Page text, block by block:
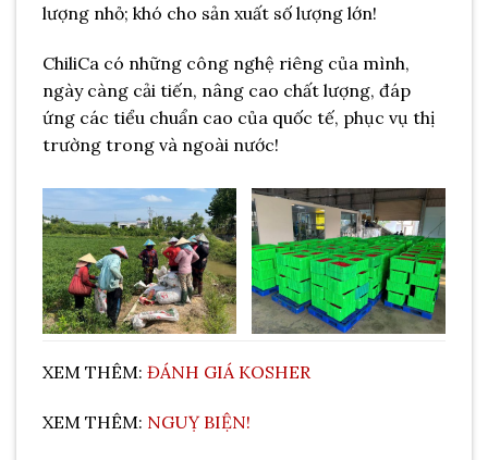
lượng nhỏ; khó cho sản xuất số lượng lớn!
ChiliCa có những công nghệ riêng của mình,
ngày càng cải tiến, nâng cao chất lượng, đáp
ứng các tiểu chuẩn cao của quốc tế, phục vụ thị
trường trong và ngoài nước!
XEM THÊM: ĐÁNH GIÁ KOSHER
XEM THÊM: NGUỴ BIỆN!